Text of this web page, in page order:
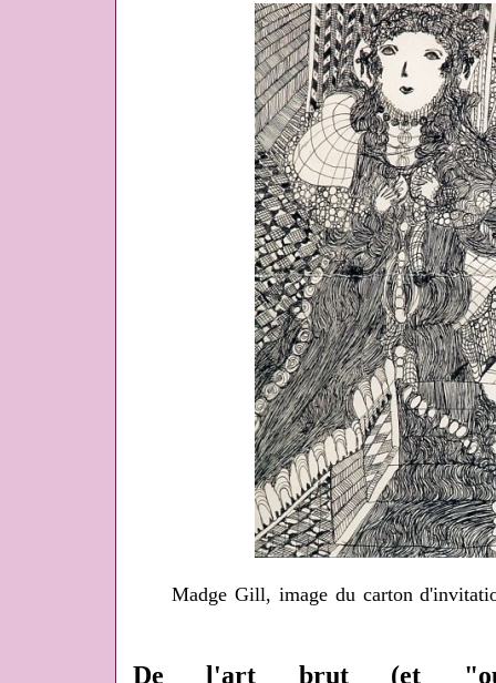
Madge Gill, image du carton
De l'art brut (et